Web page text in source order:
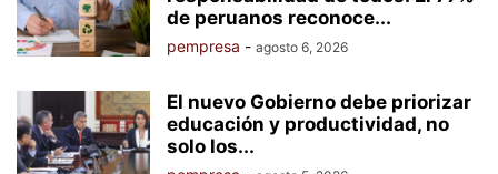
de peruanos reconoce...
pempresa - agosto 6, 2026
El nuevo Gobierno debe priorizar
educación y productividad, no
solo los...